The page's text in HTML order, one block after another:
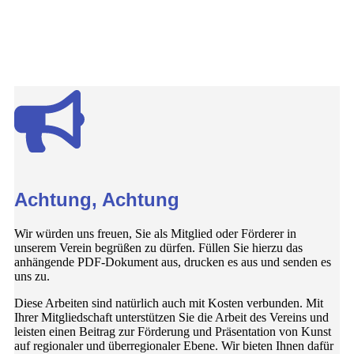
Achtung, Achtung
Wir würden uns freuen, Sie als Mitglied oder Förderer in
unserem Verein begrüßen zu dürfen. Füllen Sie hierzu das
anhängende PDF-Dokument aus, drucken es aus und senden es
uns zu.
Diese Arbeiten sind natürlich auch mit Kosten verbunden. Mit
Ihrer Mitgliedschaft unterstützen Sie die Arbeit des Vereins und
leisten einen Beitrag zur Förderung und Präsentation von Kunst
auf regionaler und überregionaler Ebene. Wir bieten Ihnen dafür